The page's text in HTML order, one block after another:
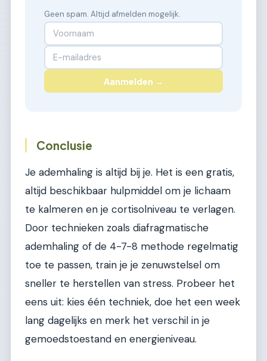
Geen spam. Altijd afmelden mogelijk.
Aanmelden →
Conclusie
Je ademhaling is altijd bij je. Het is een gratis,
altijd beschikbaar hulpmiddel om je lichaam
te kalmeren en je cortisolniveau te verlagen.
Door technieken zoals diafragmatische
ademhaling of de 4-7-8 methode regelmatig
toe te passen, train je je zenuwstelsel om
sneller te herstellen van stress. Probeer het
eens uit: kies één techniek, doe het een week
lang dagelijks en merk het verschil in je
gemoedstoestand en energieniveau.